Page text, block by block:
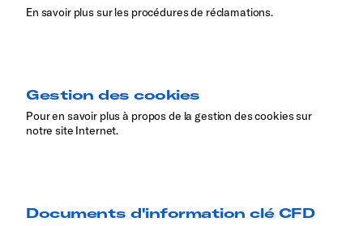
En savoir plus sur les procédures de réclamations.
Gestion des cookies
Pour en savoir plus à propos de la gestion des cookies sur
notre site Internet.
Documents d'information clé CFD